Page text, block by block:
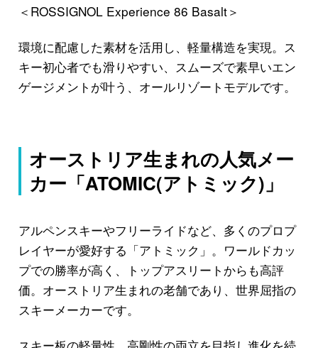
＜ROSSIGNOL Experience 86 Basalt＞
環境に配慮した素材を活用し、軽量構造を実現。ス
キー初心者でも滑りやすい、スムーズで素早いエン
ゲージメントが叶う、オールリゾートモデルです。
オーストリア生まれの人気メー
カー「ATOMIC(アトミック)」
アルペンスキーやフリーライドなど、多くのプロプ
レイヤーが愛好する「アトミック」。ワールドカッ
プでの勝率が高く、トップアスリートからも高評
価。オーストリア生まれの老舗であり、世界屈指の
スキーメーカーです。